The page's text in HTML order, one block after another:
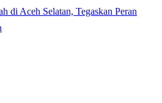
di Aceh Selatan, Tegaskan Peran